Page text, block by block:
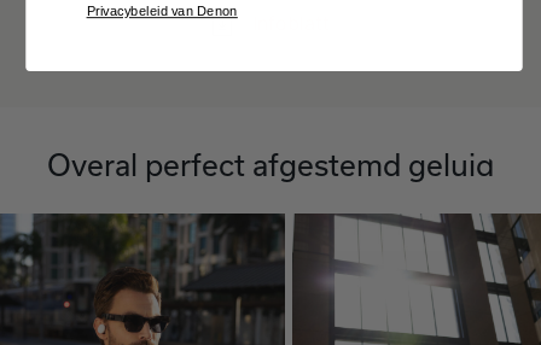
Overal perfect afgestemd geluid
Privacybeleid van Denon